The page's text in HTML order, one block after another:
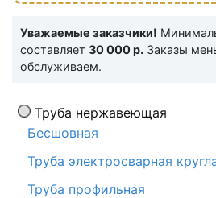
Уважаемые заказчики!
составляет 30 000 р. Заказы
обслуживаем.
Труба нержавеющая
Бесшовная
Труба электросварная
Труба профильная